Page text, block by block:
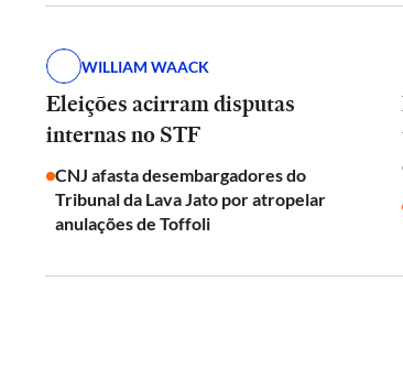
WILLIAM WAACK
Eleições acirram disputas
internas no STF
CNJ afasta desembargadores do
Tribunal da Lava Jato por atropelar
anulações de Toffoli